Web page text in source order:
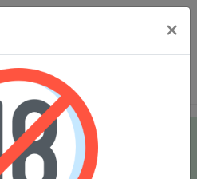
adulti (+18) sono stati trasferiti
); invece, per i
utilizzare
MangaWorld
×